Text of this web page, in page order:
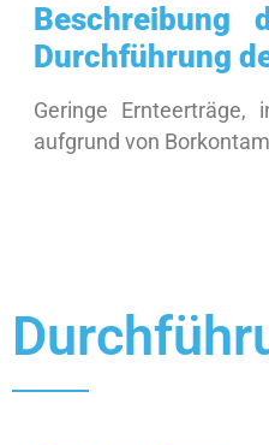
Beschreibung
Durchführung
Geringe Ernteerträge,
aufgrund von